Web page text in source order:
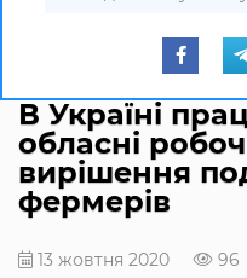
В Україні
обласні
вирішення
фермерів
13 жовтня 2020 96